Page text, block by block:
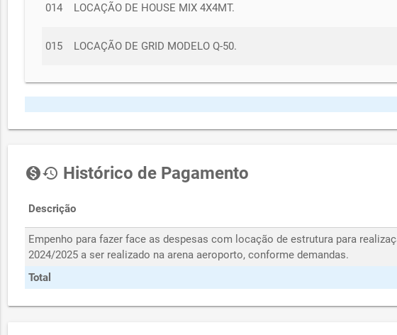
014 LOCAÇÃO DE HOUSE MIX 4X4MT.
015 LOCAÇÃO DE GRID MODELO Q-50.
monetization_onhistory Histórico de Pagamento
Descrição
Empenho para fazer face as despesas com locação de estrutura para
2024/2025 a ser realizado na arena aeroporto, conforme demandas.
Total